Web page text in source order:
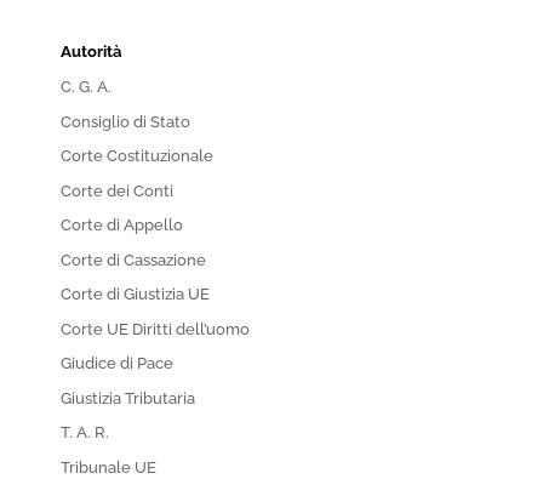
Autorità
C. G. A.
Consiglio di Stato
Corte Costituzionale
Corte dei Conti
Corte di Appello
Corte di Cassazione
Corte di Giustizia UE
Corte UE Diritti dell’uomo
Giudice di Pace
Giustizia Tributaria
T. A. R.
Tribunale UE